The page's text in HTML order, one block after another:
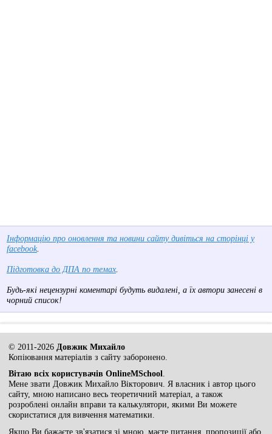
Інформацію про оновлення та новини сайту дивіться на сторінці у
facebook.
Підготовка до ДПА по темах.
Будь-які нецензурні коментарі будуть видалені, а їх автори занесені в
чорний список!
© 2011-2026 Довжик Михайло
Копіювання матеріалів з сайту заборонено.
Вітаю всіх користувачів OnlineMSchool.
Мене звати Довжик Михайло Вікторович. Я власник і автор цього
сайту, мною написано весь теоретичний матеріал, а також
розроблені онлайн вправи та калькулятори, якими Ви можете
скористатися для вивчення математики.
Якщо Ви бажаєте зв'язатися зі мною, маєте питання, пропозиції або